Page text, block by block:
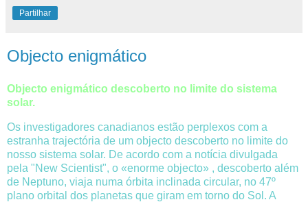
Partilhar
Objecto enigmático
Objecto enigmático descoberto no limite do sistema
solar.
Os investigadores canadianos estão perplexos com a
estranha trajectória de um objecto descoberto no limite do
nosso sistema solar. De acordo com a notícia divulgada
pela "New Scientist", o «enorme objecto» , descoberto além
de Neptuno, viaja numa órbita inclinada circular, no 47º
plano orbital dos planetas que giram em torno do Sol. A